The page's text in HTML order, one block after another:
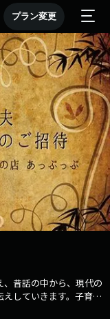
プラン変更
昔話の中から、現代の
していきます。子育て
まで、小澤先生の話に